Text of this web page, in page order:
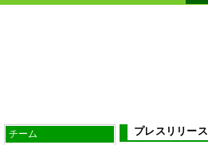
チーム プレスリリース